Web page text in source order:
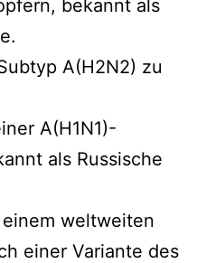
bekannt als
A(H2N2) zu
A(H1N1)-
als Russische
weltweiten
einer Variante des